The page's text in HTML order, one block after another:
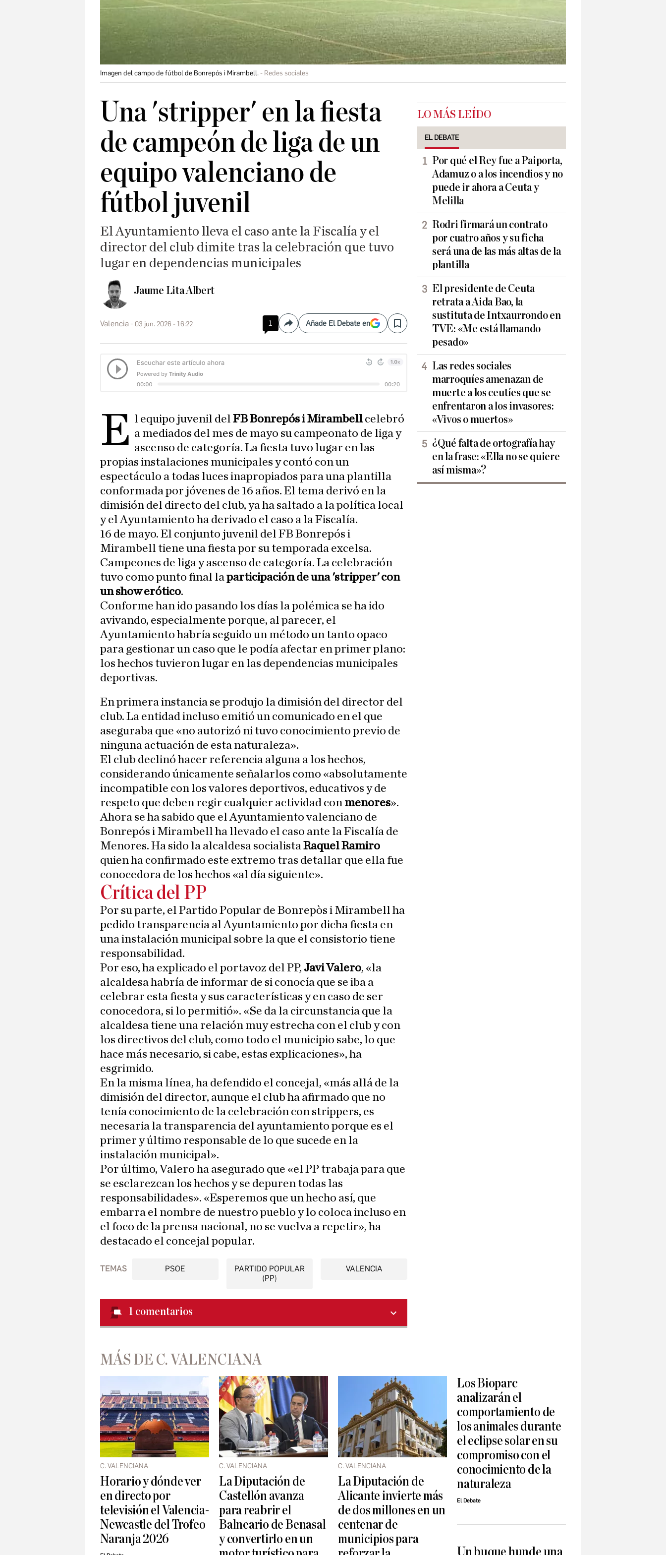
Imagen del campo de fútbol de Bonrepós i Mirambell. Redes sociales
Una 'stripper' en la fiesta
de campeón de liga de un
equipo valenciano de
fútbol juvenil
El Ayuntamiento lleva el caso ante la Fiscalía y el
director del club dimite tras la celebración que tuvo
lugar en dependencias municipales
Jaume Lita Albert
Valencia 03 jun. 2026 - 16:22 1 CompartirAñade El Debate en Save
E l equipo juvenil delFB Bonrepós i Mirambell celebró
a mediados del mes de mayo su campeonato de liga y
ascenso de categoría. La fiesta tuvo lugar en las
propias instalaciones municipales y contó con un
espectáculo a todas luces inapropiados para una plantilla
conformada por jóvenes de 16 años. El tema derivó en la
dimisión del directo del club, ya ha saltado a la política local
y el Ayuntamiento ha derivado el caso a la Fiscalía.
16 de mayo. El conjunto juvenil del FB Bonrepós i
Mirambell tiene una fiesta por su temporada excelsa.
Campeones de liga y ascenso de categoría. La celebración
tuvo como punto final laparticipación de una 'stripper' con
un show erótico.
Conforme han ido pasando los días la polémica se ha ido
avivando, especialmente porque, al parecer, el
Ayuntamiento habría seguido un método un tanto opaco
para gestionar un caso que le podía afectar en primer plano:
los hechos tuvieron lugar en las dependencias municipales
deportivas.
En primera instancia se produjo la dimisión del director del
club. La entidad incluso emitió un comunicado en el que
aseguraba que «no autorizó ni tuvo conocimiento previo de
ninguna actuación de esta naturaleza».
El club declinó hacer referencia alguna a los hechos,
considerando únicamente señalarlos como «absolutamente
incompatible con los valores deportivos, educativos y de
respeto que deben regir cualquier actividad con menores».
Ahora se ha sabido que el Ayuntamiento valenciano de
Bonrepós i Mirambell ha llevado el caso ante la Fiscalía de
Menores. Ha sido la alcaldesa socialistaRaquel Ramiro
quien ha confirmado este extremo tras detallar que ella fue
conocedora de los hechos «al día siguiente».
Crítica del PP
Por su parte, el Partido Popular de Bonrepòs i Mirambell ha
pedido transparencia al Ayuntamiento por dicha fiesta en
una instalación municipal sobre la que el consistorio tiene
responsabilidad.
Por eso, ha explicado el portavoz del PP, Javi Valero, «la
alcaldesa habría de informar de si conocía que se iba a
celebrar esta fiesta y sus características y en caso de ser
conocedora, si lo permitió». «Se da la circunstancia que la
alcaldesa tiene una relación muy estrecha con el club y con
los directivos del club, como todo el municipio sabe, lo que
hace más necesario, si cabe, estas explicaciones», ha
esgrimido.
En la misma línea, ha defendido el concejal, «más allá de la
dimisión del director, aunque el club ha afirmado que no
tenía conocimiento de la celebración con strippers, es
necesaria la transparencia del ayuntamiento porque es el
primer y último responsable de lo que sucede en la
instalación municipal».
Por último, Valero ha asegurado que «el PP trabaja para que
se esclarezcan los hechos y se depuren todas las
responsabilidades». «Esperemos que un hecho así, que
embarra el nombre de nuestro pueblo y lo coloca incluso en
el foco de la prensa nacional, no se vuelva a repetir», ha
destacado el concejal popular.
TEMAS PSOE
PARTIDO POPULAR
(PP)
VALENCIA
1 comentarios
LO MÁS LEÍDO
EL DEBATE
Por qué el Rey fue a Paiporta,
Adamuz o a los incendios y no
puede ir ahora a Ceuta y
Melilla
Rodri firmará un contrato
por cuatro años y su ficha
será una de las más altas de la
plantilla
El presidente de Ceuta
retrata a Aida Bao, la
sustituta de Intxaurrondo en
TVE: «Me está llamando
pesado»
Las redes sociales
marroquíes amenazan de
muerte a los ceutíes que se
enfrentaron a los invasores:
«Vivos o muertos»
¿Qué falta de ortografía hay
en la frase: «Ella no se quiere
así misma»?
MÁS DE C. VALENCIANA
C. VALENCIANA
Horario y dónde ver
en directo por
televisión el Valencia-
Newcastle del Trofeo
Naranja 2026
C. VALENCIANA
La Diputación de
Castellón avanza
para reabrir el
Balneario de Benasal
y convertirlo en un
C. VALENCIANA
La Diputación de
Alicante invierte más
de dos millones en un
centenar de
municipios para
Los Bioparc
analizarán el
comportamiento de
los animales durante
el eclipse solar en su
compromiso con el
conocimiento de la
naturaleza
El Debate
Un buque hunde una